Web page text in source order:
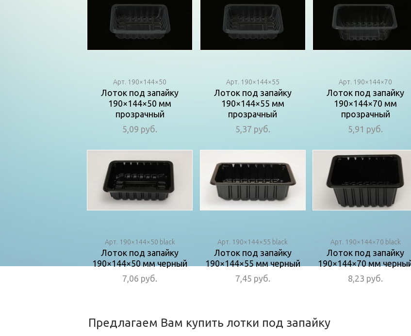
Арт. 190×144×50
Лоток под запайку
190×144×50 мм
прозрачный
5,09 руб.
Арт. 190×144×55
Лоток под запайку
190×144×55 мм
прозрачный
5,37 руб.
Арт. 190×144×70
Лоток под запайку
190×144×70 мм
прозрачный
5,91 руб.
Арт. 190×144×50 black
Лоток под запайку
190×144×50 мм черный
7,06 руб.
Арт. 190×144×55 black
Лоток под запайку
190×144×55 мм черный
7,45 руб.
Арт. 190×144×70 black
Лоток под запайку
190×144×70 мм
8,23 руб.
Предлагаем Вам купить лотки под запайку